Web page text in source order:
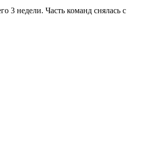
3 недели. Часть команд снялась с